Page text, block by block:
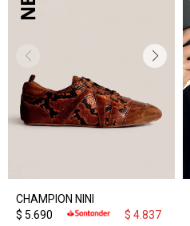
CHAMPION NINI
$ 5.690 $ 4.837